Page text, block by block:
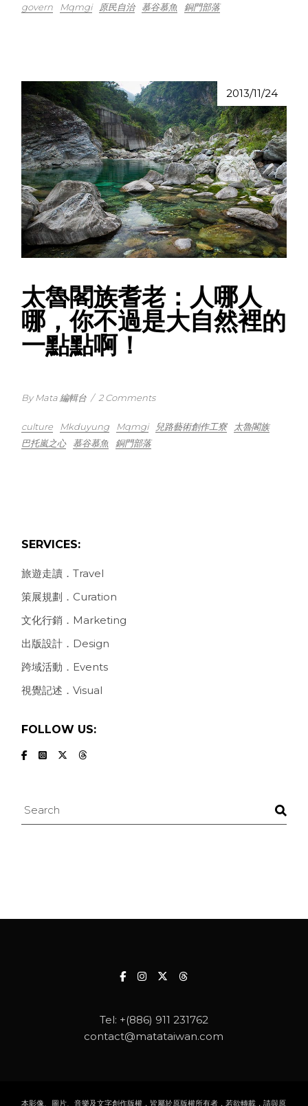
govern Mqmgi 原民自治 慕谷慕魚 銅門部落
2013/11/24
太魯閣族耆老：人哪人
哪，你不過是大自然裡的
一點點啊！
By Mata 編輯台 / 2 Comments
culture Mkduyung Mqmgi 兒路藝術創作工寮
太魯閣族
巴托嵐之心
慕谷慕魚 銅門部落
SERVICES:
旅遊走讀．Travel
策展規劃．Curation
文化行銷．Marketing
出版設計．Design
跨域活動．Events
視覺記述．Visual
FOLLOW US:
Search
Tel: +(886) 911 231762
contact@matataiwan.com
本影像、圖片、音樂及文字創作版權，皆屬於原版權所有者，若欲轉載，請與原